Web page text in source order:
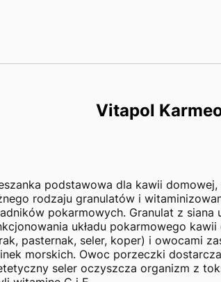
Vitapol
podstawowa dla kawii
rodzaju granulatów i
pokarmowych. Granulat z
układu pokarmowego
pasternak, seler, koper) i owocami
morskich. Owoc porzeczki
seler oczyszcza organizm z